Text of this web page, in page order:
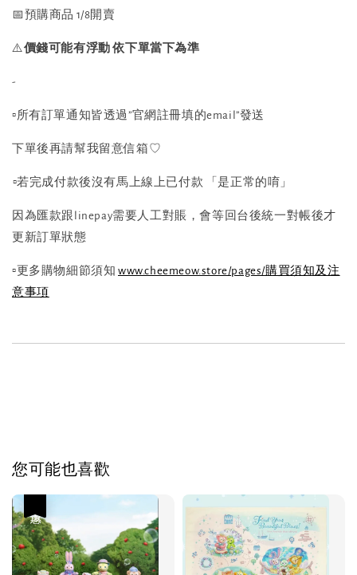
📅預購商品 1/8開賣
⚠️價錢可能有浮動 依下單當下為準
-
▫️所有訂單通知皆透過”官網註冊填的email”發送
下單後再請幫我留意信箱♡
⁡▫️若完成付款後沒有馬上線上已付款 「是正常的唷」
因為匯款跟linepay需要人工對賬，會等回台後統一對帳後才
更新訂單狀態
▫️更多購物細節須知 www.cheemeow.store/pages/購買須知及注
意事項
您可能也喜歡